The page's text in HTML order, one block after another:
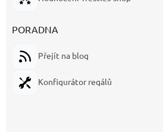
PORADNA
Přejít na blog
Konfigurátor regálů